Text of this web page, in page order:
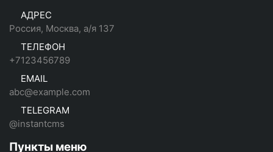
АДРЕС
Россия, Москва, а/я 137
ТЕЛЕФОН
+7123456789
EMAIL
abc@example.com
TELEGRAM
@instantcms
Пункты меню